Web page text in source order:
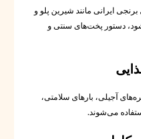
ایرانی مانند شیرین پلو و
دستور پخت‌های سنتی و
آجیلی، بارهای سلامتی،
می‌شوند.